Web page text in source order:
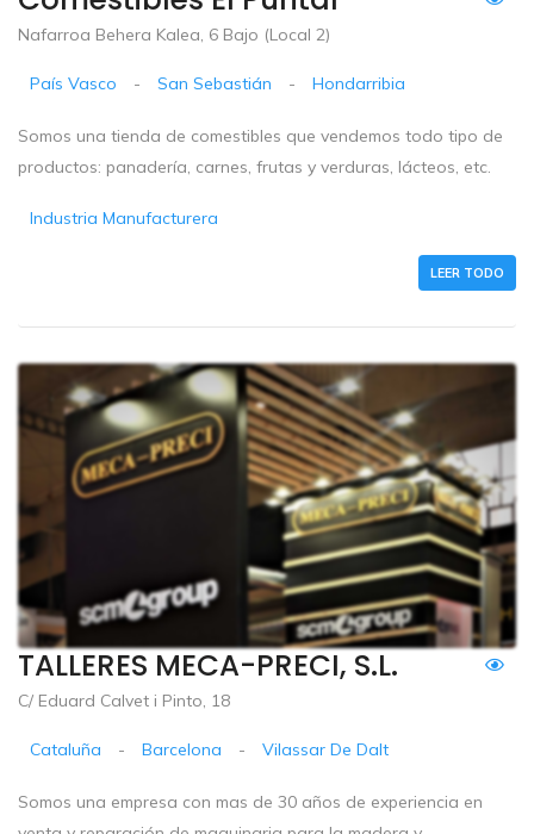
Nafarroa Behera Kalea, 6 Bajo (Local 2)
País Vasco - San Sebastián - Hondarribia
Somos una tienda de comestibles que vendemos todo tipo de
productos: panadería, carnes, frutas y verduras, lácteos, etc.
Industria Manufacturera
LEER TODO
TALLERES MECA-PRECI, S.L.
C/ Eduard Calvet i Pinto, 18
Cataluña - Barcelona - Vilassar De Dalt
Somos una empresa con mas de 30 años de experiencia en